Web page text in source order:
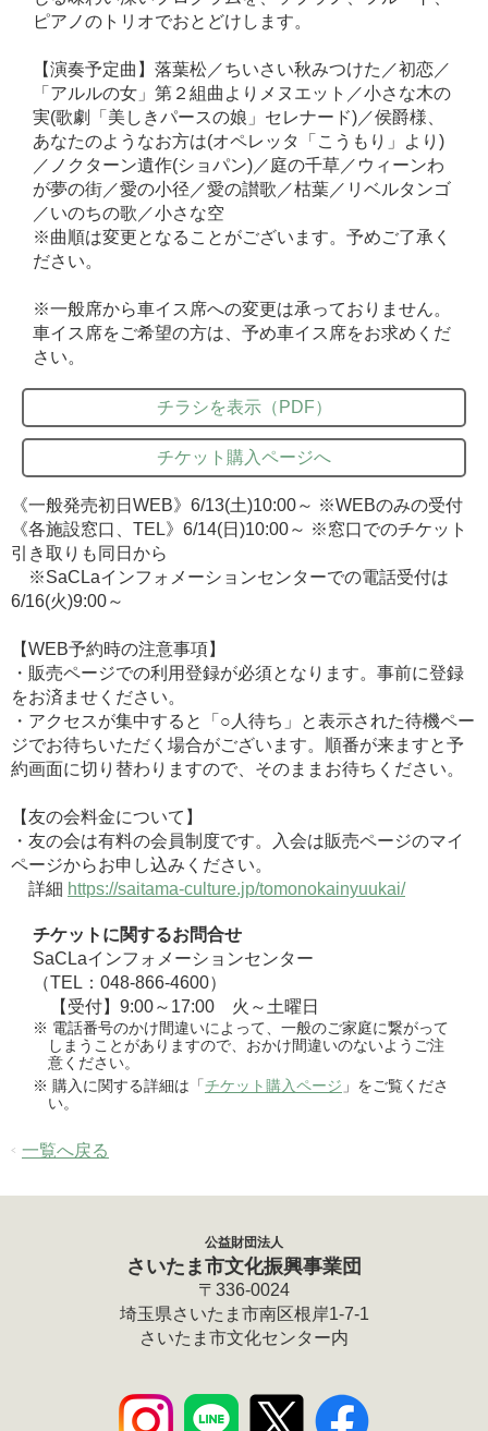
ピアノのトリオでおとどけします。
【演奏予定曲】落葉松／ちいさい秋みつけた／初恋／
「アルルの女」第２組曲よりメヌエット／小さな木の
実(歌劇「美しきパースの娘」セレナード)／侯爵様、
あなたのようなお方は(オペレッタ「こうもり」より)
／ノクターン遺作(ショパン)／庭の千草／ウィーンわ
が夢の街／愛の小径／愛の讃歌／枯葉／リベルタンゴ
／いのちの歌／小さな空
※曲順は変更となることがございます。予めご了承く
ださい。
※一般席から車イス席への変更は承っておりません。
車イス席をご希望の方は、予め車イス席をお求めくだ
さい。
チラシを表示（PDF）
チケット購入ページへ
《一般発売初日WEB》6/13(土)10:00～ ※WEBのみの受付
《各施設窓口、TEL》6/14(日)10:00～ ※窓口でのチケット
引き取りも同日から
※SaCLaインフォメーションセンターでの電話受付は
6/16(火)9:00～
【WEB予約時の注意事項】
・販売ページでの利用登録が必須となります。事前に登録
をお済ませください。
・アクセスが集中すると「○人待ち」と表示された待機ペー
ジでお待ちいただく場合がございます。順番が来ますと予
約画面に切り替わりますので、そのままお待ちください。
【友の会料金について】
・友の会は有料の会員制度です。入会は販売ページのマイ
ページからお申し込みください。
詳細 https://saitama-culture.jp/tomonokainyuukai/
チケットに関するお問合せ
SaCLaインフォメーションセンター
（TEL：048-866-4600）
【受付】9:00～17:00 火～土曜日
電話番号のかけ間違いによって、一般のご家庭に繋がって
しまうことがありますので、おかけ間違いのないようご注
意ください。
購入に関する詳細は「チケット購入ページ 」をご覧くださ
い。
一覧へ戻る
公益財団法人
さいたま市文化振興事業団
〒336-0024
埼玉県さいたま市南区根岸1-7-1
さいたま市文化センター内